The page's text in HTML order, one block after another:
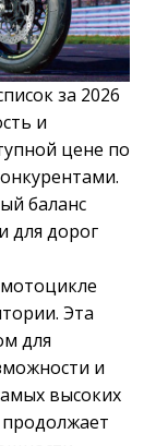
за 2026
и
цене по
баланс
для дорог
Эта
для
и
высоких
продолжает